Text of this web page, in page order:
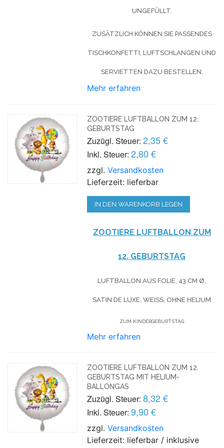
UNGEFÜLLT.
ZUSÄTZLICH KÖNNEN SIE PASSENDES
TISCHKONFETTI, LUFTSCHLANGEN UND
SERVIETTEN DAZU BESTELLEN.
Mehr erfahren
ZOOTIERE LUFTBALLON ZUM 12.
GEBURTSTAG
Zuzügl. Steuer: 2,35 €
Inkl. Steuer: 2,80 €
zzgl.Versandkosten
Lieferzeit: lieferbar
IN DEN WARENKORB LEGEN
ZOOTIERE LUFTBALLON ZUM
12. GEBURTSTAG
LUFTBALLON AUS FOLIE, 43 CM Ø,
SATIN DE LUXE, WEISS, OHNE HELIUM
ZUM KINDERGEBURTSTAG
Mehr erfahren
ZOOTIERE LUFTBALLON ZUM 12.
GEBURTSTAG MIT HELIUM-
BALLONGAS
Zuzügl. Steuer: 8,32 €
Inkl. Steuer: 9,90 €
zzgl.Versandkosten
Lieferzeit: lieferbar / inklusive